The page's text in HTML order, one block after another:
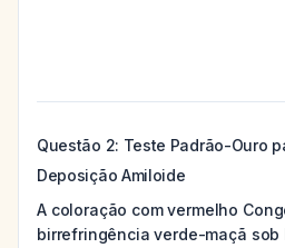
Questão 2: Teste Padrão-Ouro
Deposição Amiloide
A coloração com vermelho
birrefringência verde-maçã sob